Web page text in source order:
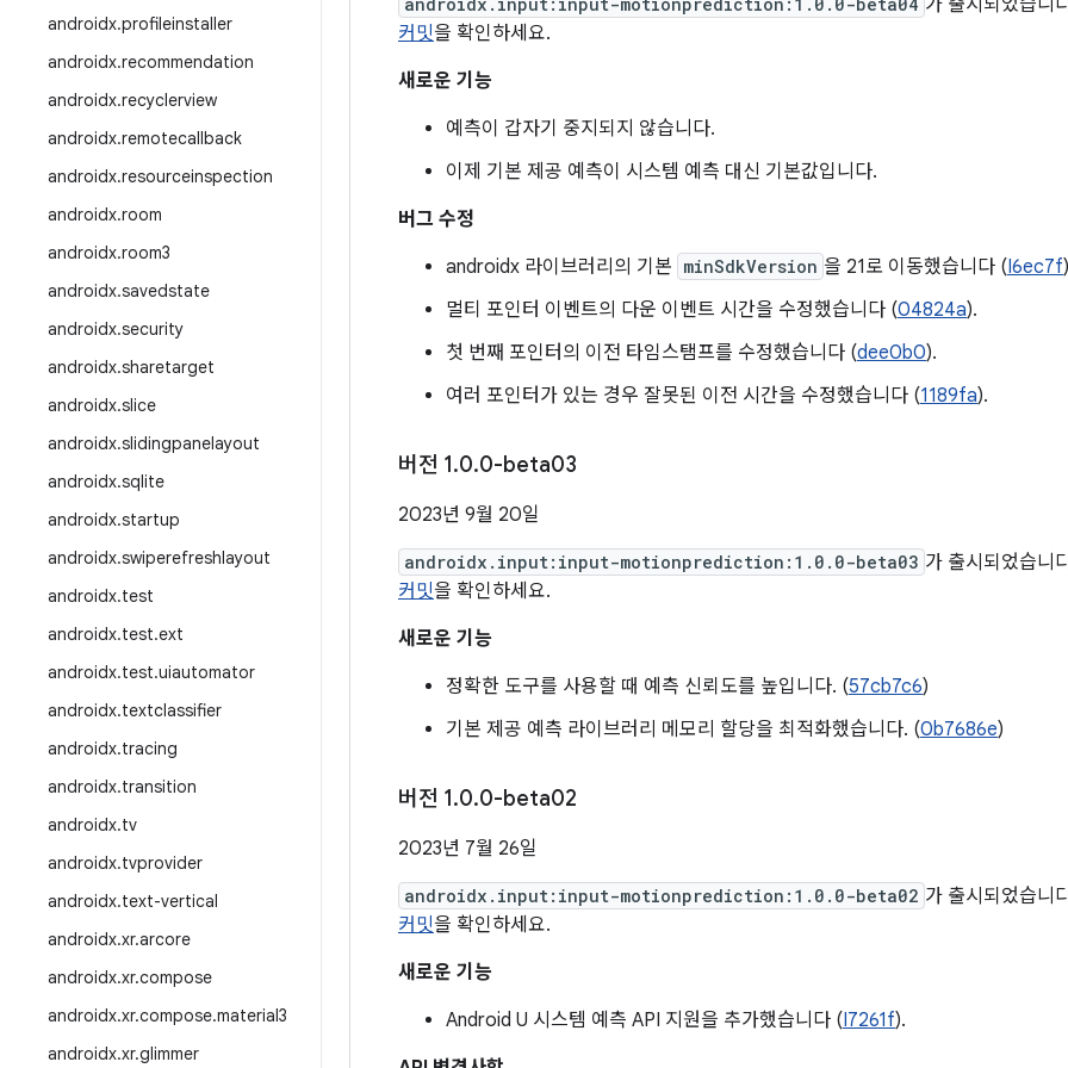
androidx.profileinstaller
androidx.recommendation
androidx.recyclerview
androidx.remotecallback
androidx.resourceinspection
androidx.room
androidx.room3
androidx.savedstate
androidx.security
androidx.sharetarget
androidx.slice
androidx.slidingpanelayout
androidx.sqlite
androidx.startup
androidx.swiperefreshlayout
androidx.test
androidx.test.ext
androidx.test.uiautomator
androidx.textclassifier
androidx.tracing
androidx.transition
androidx.tv
androidx.tvprovider
androidx.text-vertical
androidx.xr.arcore
androidx.xr.compose
androidx.xr.compose.material3
androidx.xr.glimmer
가 출시되었습
커밋을 확인하세요.
새로운 기능
예측이 갑자기 중지되지 않습니다.
이제 기본 제공 예측이 시스템 예측 대신 기본값입니다.
버그 수정
androidx 라이브러리의 기본 minSdkVersion 을 21로 이동했습니다 (I6ec7f
멀티 포인터 이벤트의 다운 이벤트 시간을 수정했습니다 (04824a).
첫 번째 포인터의 이전 타임스탬프를 수정했습니다 (dee0b0).
여러 포인터가 있는 경우 잘못된 이전 시간을 수정했습니다 (1189fa).
버전 1.0.0-beta03
2023년 9월 20일
androidx.input:input-motionprediction:1.0.0-beta03 가 출시되었습니
커밋을 확인하세요.
새로운 기능
정확한 도구를 사용할 때 예측 신뢰도를 높입니다. (57cb7c6)
기본 제공 예측 라이브러리 메모리 할당을 최적화했습니다. (0b7686e)
버전 1.0.0-beta02
2023년 7월 26일
androidx.input:input-motionprediction:1.0.0-beta02 가 출시되었습니
커밋을 확인하세요.
새로운 기능
Android U 시스템 예측 API 지원을 추가했습니다 (I7261f).